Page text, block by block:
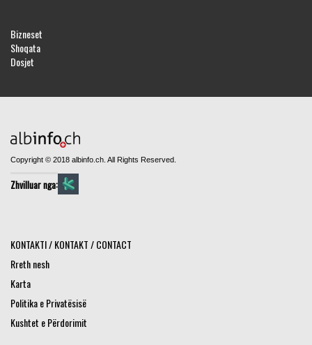
Bizneset
Shoqata
Dosjet
Copyright © 2018 albinfo.ch. All Rights Reserved.
Zhvilluar nga:
KONTAKTI / KONTAKT / CONTACT
Rreth nesh
Karta
Politika e Privatësisë
Kushtet e Përdorimit